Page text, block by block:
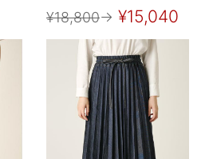
¥18,800→ ¥15,040